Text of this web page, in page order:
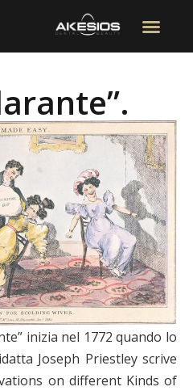
inizia nel 1772 quando lo
Joseph Priestley scrive
on different Kinds of